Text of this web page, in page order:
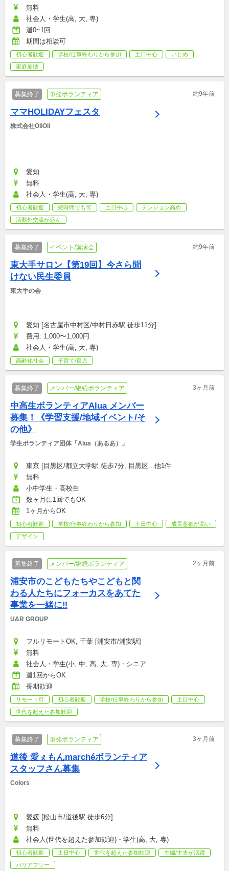
無料
社会人・学生(高, 大, 専)
週0~1回
期間は相談可
初心者歓迎 学校/仕事終わりから参加 土日中心
いじめ
家庭崩壊
募集終了 単発ボランティア 約9年前
ママHOLIDAYフェスタ
株式会社OliOli
愛知
無料
社会人・学生(高, 大, 専)
初心者歓迎 短時間でも可 土日中心
テンション高め
活動外交流が盛ん
募集終了 イベント/講演会 約9年前
東大手サロン【第19回】今さら聞
けない民生委員
東大手の会
愛知 [名古屋市中村区/中村日赤駅 徒歩11分]
費用: 1,000〜1,000円
社会人・学生(高, 大, 専)
高齢化社会 子育て/育児
募集終了 メンバー/継続ボランティア 3ヶ月前
中高生ボランティアAlua メンバー
募集！《学習支援/地域イベント/そ
の他》
学生ボランティア団体「Alua（あるあ）」
東京 [目黒区/都立大学駅 徒歩7分, 目黒区...他1件
無料
小中学生・高校生
数ヶ月に1回でもOK
1ヶ月からOK
初心者歓迎 学校/仕事終わりから参加 土日中心
成長意欲が高い
デザイン
募集終了 メンバー/継続ボランティア 2ヶ月前
浦安市のこどもたちやこどもと関
わる人たちにフォーカスをあてた
事業を一緒に‼
U&R GROUP
フルリモートOK, 千葉 [浦安市/浦安駅]
無料
社会人・学生(小, 中, 高, 大, 専)・シニア
週1回からOK
長期歓迎
リモート可 初心者歓迎 学校/仕事終わりから参加
土日中心
世代を超えた参加歓迎
募集終了 単発ボランティア 3ヶ月前
道後 愛ぇもんmarchéボランティア
スタッフさん募集
Colors
愛媛 [松山市/道後駅 徒歩6分]
無料
社会人(世代を超えた参加歓迎)・学生(高, 大, 専)
初心者歓迎 土日中心 世代を超えた参加歓迎
主婦/主夫が活躍
バリアフリー